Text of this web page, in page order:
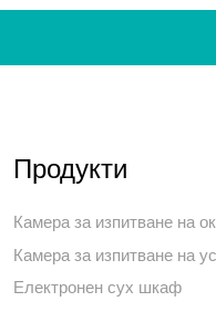
Продукти
Камера за изпитване на
Камера за изпитване на
Електронен сух шкаф